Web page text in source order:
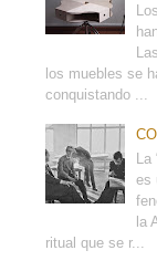
los muebles se
conquistando ...
La
es
la
ritual que se r...